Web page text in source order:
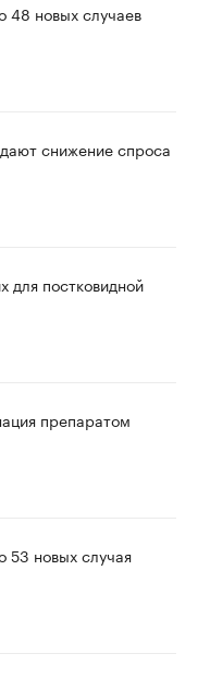
48 новых случаев
снижение спроса
для постковидной
препаратом
53 новых случая